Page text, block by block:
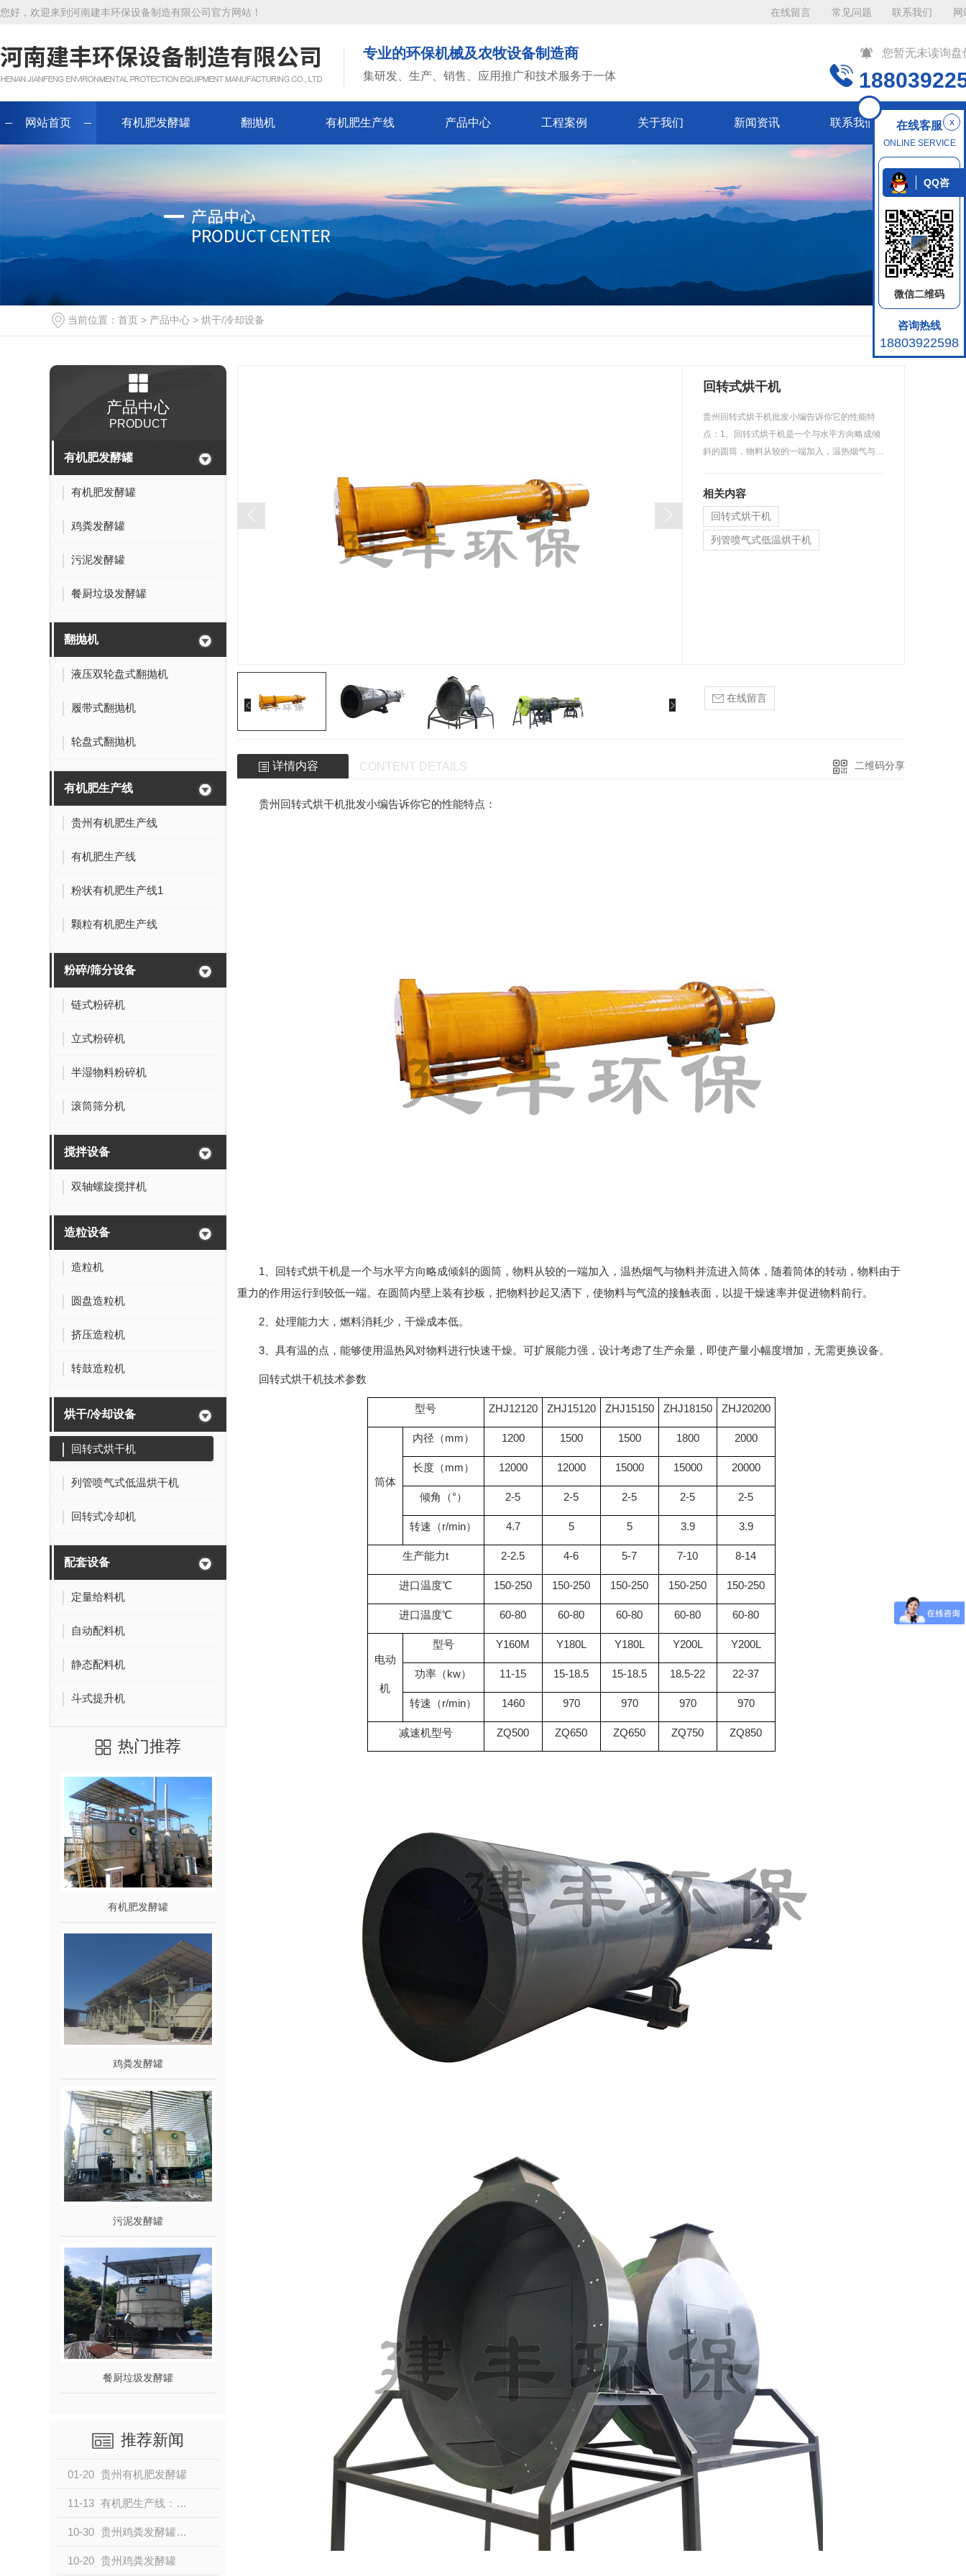
您好，欢迎来到河南建丰环保设备制造有限公司官方网站！ 在线留言 常见问题 联系我们
专业的环保机械及农牧设备制造商
集研发、生产、销售、应用推广和技术服务于一体
您暂无未读询盘
网站首页 有机肥发酵罐 翻抛机 有机肥生产线 产品中心 工程案例 关于我们 新闻资讯 联系我们
当前位置： 首页 > 产品中心 > 烘干/冷却设备 返回
产品中心
PRODUCT
有机肥发酵罐
有机肥发酵罐
鸡粪发酵罐
污泥发酵罐
餐厨垃圾发酵罐
翻抛机
液压双轮盘式翻抛机
履带式翻抛机
轮盘式翻抛机
有机肥生产线
贵州有机肥生产线
有机肥生产线
粉状有机肥生产线1
颗粒有机肥生产线
粉碎/筛分设备
链式粉碎机
立式粉碎机
半湿物料粉碎机
滚筒筛分机
搅拌设备
双轴螺旋搅拌机
造粒设备
造粒机
圆盘造粒机
挤压造粒机
转鼓造粒机
烘干/冷却设备
回转式烘干机
列管喷气式低温烘干机
回转式冷却机
配套设备
定量给料机
自动配料机
静态配料机
斗式提升机
热门推荐
有机肥发酵罐
鸡粪发酵罐
污泥发酵罐
餐厨垃圾发酵罐
推荐新闻
01-20 贵州有机肥发酵罐
11-13 有机肥生产线：赋能绿色农业的生态智造之路
10-30 贵州鸡粪发酵罐助推农业可持续发展
10-20 贵州鸡粪发酵罐
回转式烘干机
贵州回转式烘干机批发小编告诉你它的性能特
点：1、回转式烘干机是一个与水平方向略成倾
斜的圆筒，物料从较的一端加入，温热烟气与…
相关内容
回转式烘干机
列管喷气式低温烘干机
在线留言
详情内容 CONTENT DETAILS 二维码分享
贵州回转式烘干机批发小编告诉你它的性能特点：
1、回转式烘干机是一个与水平方向略成倾斜的圆筒，物料从较的一端加入，温热烟气与物料并流进入筒体，随着筒体的转动，物料由于
重力的作用运行到较低一端。在圆筒内壁上装有抄板，把物料抄起又洒下，使物料与气流的接触表面，以提干燥速率并促进物料前行。
2、处理能力大，燃料消耗少，干燥成本低。
3、具有温的点，能够使用温热风对物料进行快速干燥。可扩展能力强，设计考虑了生产余量，即使产量小幅度增加，无需更换设备。
回转式烘干机技术参数
型号 ZHJ12120 ZHJ15120 ZHJ15150 ZHJ18150 ZHJ20200
筒体
内径（mm） 1200 1500 1500 1800 2000
长度（mm） 12000 12000 15000 15000 20000
倾角（°） 2-5 2-5 2-5 2-5 2-5
转速（r/min） 4.7 5 5 3.9 3.9
生产能力t 2-2.5 4-6 5-7 7-10 8-14
进口温度℃ 150-250 150-250 150-250 150-250 150-250
进口温度℃ 60-80 60-80 60-80 60-80 60-80
电动
机
型号 Y160M Y180L Y180L Y200L Y200L
功率（kw） 11-15 15-18.5 15-18.5 18.5-22 22-37
转速（r/min） 1460 970 970 970 970
减速机型号 ZQ500 ZQ650 ZQ650 ZQ750 ZQ850
x
在线客服
ONLINE SERVICE
QQ咨
询
微信二维码
咨询热线
18803922598